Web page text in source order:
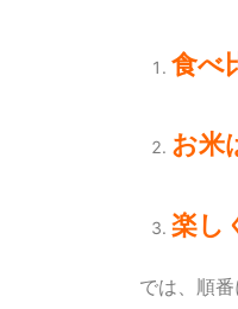
食べ
お米
楽し
では、順番